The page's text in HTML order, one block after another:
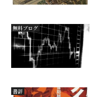
無料ブログ
書評